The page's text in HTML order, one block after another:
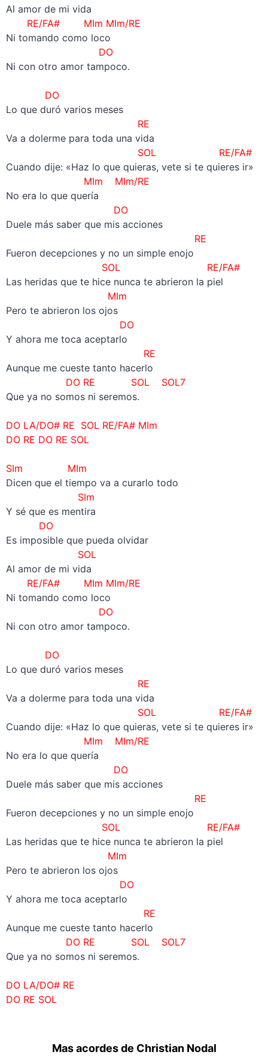
Al amor de mi vida
RE/FA# MIm MIm/RE
Ni tomando como loco
DO
Ni con otro amor tampoco.
DO
Lo que duró varios meses
RE
Va a dolerme para toda una vida
SOL RE/FA#
Cuando dije: «Haz lo que quieras, vete si te quieres ir»
MIm MIm/RE
No era lo que quería
DO
Duele más saber que mis acciones
RE
Fueron decepciones y no un simple enojo
SOL RE/FA#
Las heridas que te hice nunca te abrieron la piel
MIm
Pero te abrieron los ojos
DO
Y ahora me toca aceptarlo
RE
Aunque me cueste tanto hacerlo
DO RE SOL SOL7
Que ya no somos ni seremos.
DO LA/DO# RE SOL RE/FA# MIm
DO RE DO RE SOL
SIm MIm
Dicen que el tiempo va a curarlo todo
SIm
Y sé que es mentira
DO
Es imposible que pueda olvidar
SOL
Al amor de mi vida
RE/FA# MIm MIm/RE
Ni tomando como loco
DO
Ni con otro amor tampoco.
DO
Lo que duró varios meses
RE
Va a dolerme para toda una vida
SOL RE/FA#
Cuando dije: «Haz lo que quieras, vete si te quieres ir»
MIm MIm/RE
No era lo que quería
DO
Duele más saber que mis acciones
RE
Fueron decepciones y no un simple enojo
SOL RE/FA#
Las heridas que te hice nunca te abrieron la piel
MIm
Pero te abrieron los ojos
DO
Y ahora me toca aceptarlo
RE
Aunque me cueste tanto hacerlo
DO RE SOL SOL7
Que ya no somos ni seremos.
DO LA/DO# RE
DO RE SOL
Mas acordes de Christian Nodal